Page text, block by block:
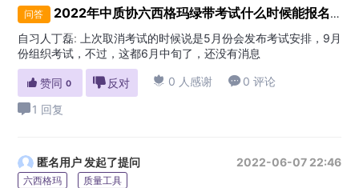
问答 2022年中质协六西格玛绿带考试什么时候能报名？
自习人丁磊:
上次取消考试的时候说是5月份会发布考试安排，9月
份组织考试，不过，这都6月中旬了，还没有消息
 赞同 0  反对  0 人感谢  0 评论
1 回复
匿名用户 发起了提问 2022-06-07 22:46
六西格玛 质量工具